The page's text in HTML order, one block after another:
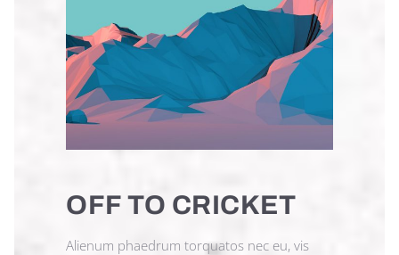
OFF TO CRICKET
Alienum phaedrum torquatos nec eu, vis